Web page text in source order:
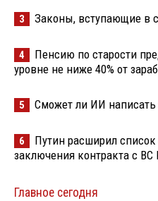
3 Законы, вступающие в
4
Пенсию по старости
уровне не ниже 40% от
5 Сможет ли ИИ написать
6
Путин расширил
заключения контракта с
Главное сегодня